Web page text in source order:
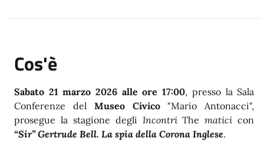
Cos'è
Sabato 21 marzo 2026 alle ore 17:00, presso la Sala
Conferenze del Museo Civico"Mario Antonacci",
prosegue la stagione degli IncontriThe matici con
“Sir” Gertrude Bell. La spia della Corona Inglese.